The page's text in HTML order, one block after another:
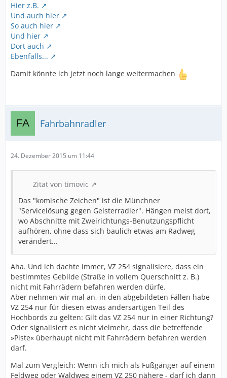
Hier z.B.
Und auch hier
So auch hier
Und hier
Dort auch
Ebenfalls...
Damit könnte ich jetzt noch lange weitermachen
Fahrbahnradler
24. Dezember 2015 um 11:44
Zitat von timovic
Das "komische Zeichen" ist die Münchner
"Servicelösung gegen Geisterradler". Hängen meist dort,
wo Abschnitte mit Zweirichtungs-Benutzungspflicht
aufhören, ohne dass sich baulich etwas am Radweg
verändert...
Aha. Und ich dachte immer, VZ 254 signalisiere, dass ein
bestimmtes Gebilde (Straße in vollem Querschnitt z. B.)
nicht mit Fahrrädern befahren werden dürfe.
Aber nehmen wir mal an, in den abgebildeten Fällen habe
VZ 254 nur für diesen etwas andersartigen Teil des
Hochbords zu gelten: Gilt das VZ 254 nur in einer Richtung?
Oder signalisiert es nicht vielmehr, dass die betreffende
»Piste« überhaupt nicht mit Fahrrädern befahren werden
darf.
Mal zum Vergleich: Wenn ich mich als Fußgänger auf einem
Feldweg oder Waldweg einem VZ 250 nähere - darf ich dann